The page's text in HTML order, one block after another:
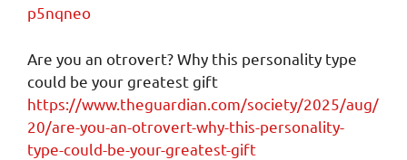
p5nqneo
Are you an otrovert? Why this personality type
could be your greatest gift
https://www.theguardian.com/society/2025/aug/
20/are-you-an-otrovert-why-this-personality-
type-could-be-your-greatest-gift